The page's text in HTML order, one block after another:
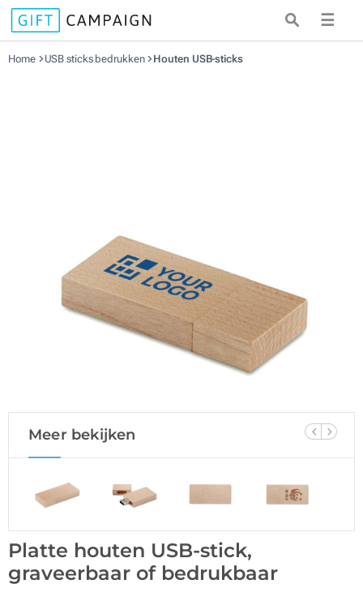
☰
Home USB sticks bedrukken Houten USB-sticks
Meer bekijken
Platte houten USB-stick,
graveerbaar of bedrukbaar